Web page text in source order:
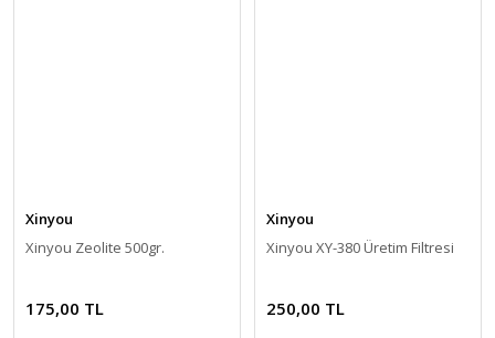
Xinyou
Xinyou Zeolite 500gr.
175,00 TL
Xinyou
Xinyou XY-380 Üretim Filtresi
250,00 TL